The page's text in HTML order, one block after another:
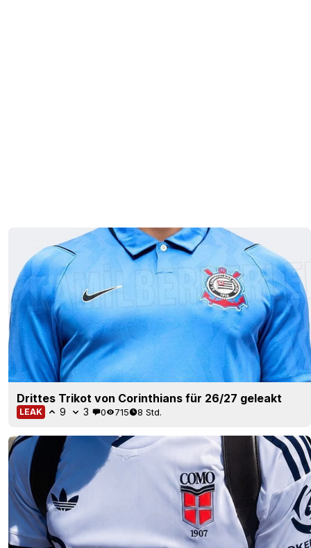
Drittes Trikot von Corinthians für 26/27 geleakt
LEAK 9 3 0 715 8 Std.